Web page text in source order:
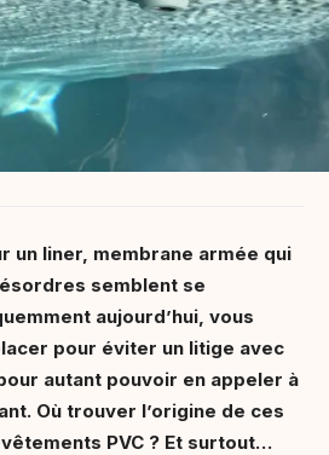
un liner, membrane armée qui
semblent se
aujourd’hui, vous
pour éviter un litige avec
autant pouvoir en appeler à
Où trouver l’origine de ces
PVC ? Et surtout…